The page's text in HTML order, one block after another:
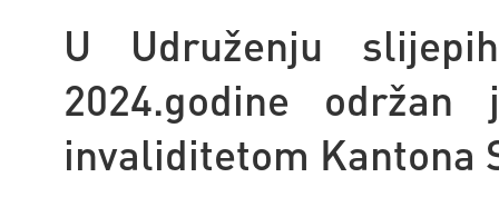
U Udruženju
2024.godine
invaliditetom Kantona